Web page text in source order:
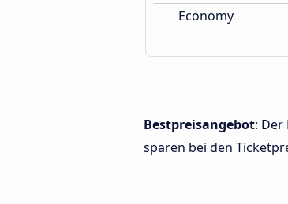
Economy
Bestpreisangebot:
sparen bei den